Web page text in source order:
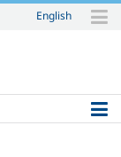
English